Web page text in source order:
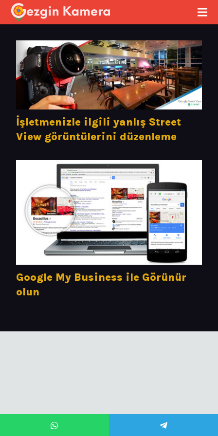
İşletmenizle ilgili yanlış Street
View görüntülerini düzenleme
Google My Business ile Görünür
olun